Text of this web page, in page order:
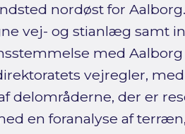
nordøst for
vej- og stianlæg samt
med
vejregler,
delområderne, der er
en foranalyse af